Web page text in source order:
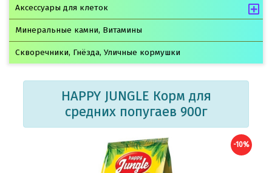
Аксессуары для клеток
Минеральные камни, Витамины
Скворечники, Гнёзда, Уличные кормушки
HAPPY JUNGLE Корм для
средних попугаев 900г
-10%